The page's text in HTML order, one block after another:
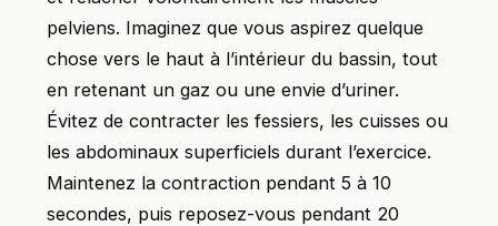
pelviens. Imaginez que vous aspirez quelque
chose vers le haut à l’intérieur du bassin, tout
en retenant un gaz ou une envie d’uriner.
Évitez de contracter les fessiers, les cuisses ou
les abdominaux superficiels durant l’exercice.
Maintenez la contraction pendant 5 à 10
secondes, puis reposez-vous pendant 20